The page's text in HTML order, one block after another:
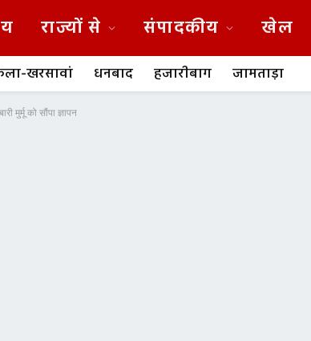
राज्यों से संपादकीय खेल
खरसावां धनबाद हजारीबाग जामताड़ा
मुर्मू को सौंपा ज्ञापन